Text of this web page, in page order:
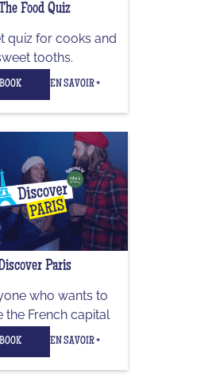
Food Quiz
quiz for cooks and
tooths.
BOOK EN SAVOIR +
Paris
who wants to
the French capital
BOOK EN SAVOIR +